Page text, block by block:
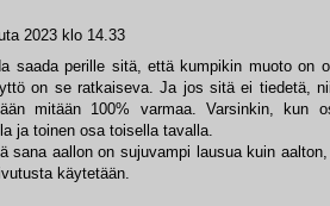
2023 klo 14.33
saada perille sitä, että kumpikin muoto on
on se ratkaiseva. Ja jos sitä ei tiedetä,
mitään 100% varmaa. Varsinkin, kun
ja toinen osa toisella tavalla.
sana aallon on sujuvampi lausua kuin
käytetään.